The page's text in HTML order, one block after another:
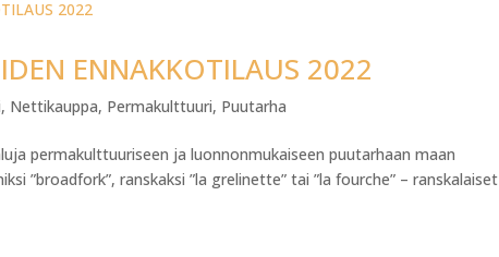
ENNAKKOTILAUS 2022
, Nettikauppa, Permakulttuuri, Puutarha
permakulttuuriseen ja luonnonmukaiseen puutarhaan maan
”broadfork”, ranskaksi ”la grelinette” tai ”la fourche” – ranskalaiset